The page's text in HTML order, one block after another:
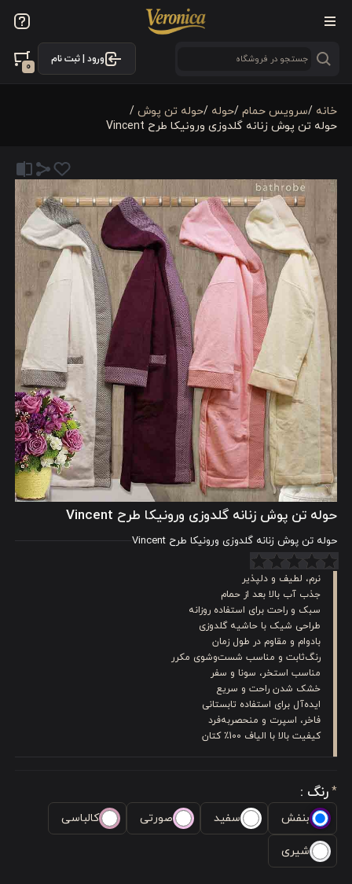
ورود | ثبت نام
0
خانه /سرویس حمام /حوله /حوله تن پوش /
حوله تن پوش زنانه گلدوزی ورونیکا طرح Vincent
حوله تن پوش زنانه گلدوزی ورونیکا طرح Vincent
حوله تن پوش زنانه گلدوزی ورونیکا طرح Vincent
نرم، لطیف و دلپذیر
جذب آب بالا بعد از حمام
سبک و راحت برای استفاده روزانه
طراحی شیک با حاشیه گلدوزی
بادوام و مقاوم در طول زمان
رنگ‌ثابت و مناسب شست‌وشوی مکرر
مناسب استخر، سونا و سفر
خشک شدن راحت و سریع
ایده‌آل برای استفاده تابستانی
فاخر، اسپرت و منحصر‌به‌فرد
کیفیت بالا با الیاف 100٪ کتان
* رنگ :
بنفش سفید صورتی کالباسی
شیری